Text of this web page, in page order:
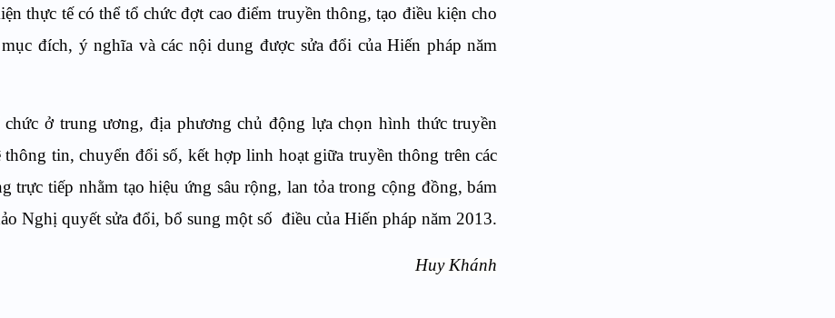
thực tế có thể tổ chức đợt cao điểm truyền thông, tạo điều kiện cho
đích, ý nghĩa và các nội dung được sửa đổi của Hiến pháp năm
ở trung ương, địa phương chủ động lựa chọn hình thức truyền
tin, chuyển đổi số, kết hợp linh hoạt giữa truyền thông trên các
trực tiếp nhằm tạo hiệu ứng sâu rộng, lan tỏa trong cộng đồng, bám
Nghị quyết sửa đổi, bổ sung một số điều của Hiến pháp năm 2013.
Huy Khánh